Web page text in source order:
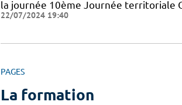
la journée 10ème Journée territoriale
22/07/2024 19:40
PAGES
La formation